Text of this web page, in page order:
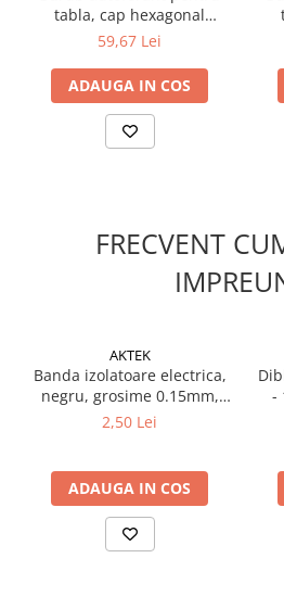
tabla, cap hexagonal
4.8x70mm RAL 9005- 200
9005, Klimas Wkret-met
59,67 Lei
ADAUGA IN COS
FRECVENT
AKTEK
Banda izolatoare electrica,
negru, grosime 0.15mm,
lungime 9.14m, KLAUS
2,50 Lei
ADAUGA IN COS
-